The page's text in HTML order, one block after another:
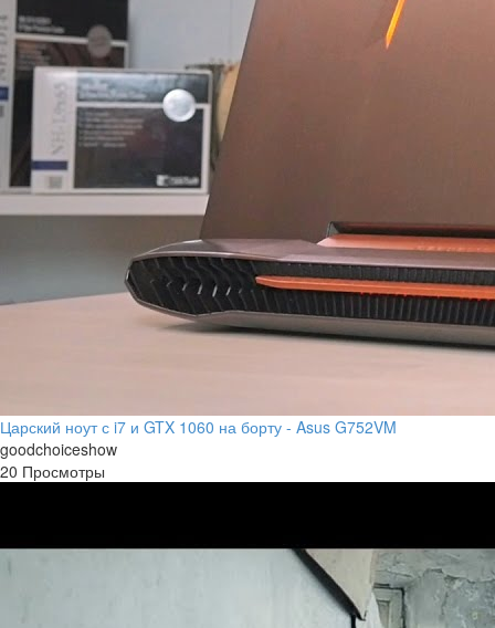
Царский ноут с i7 и GTX 1060 на борту - Asus G752VM
goodchoiceshow
20 Просмотры